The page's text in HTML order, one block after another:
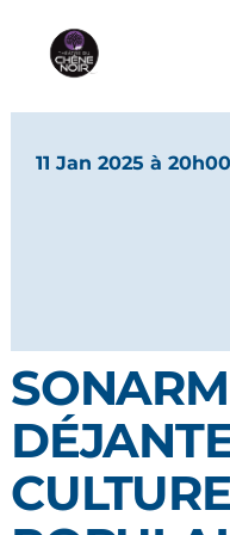
11 Jan 2025 à 20h00
CULTURE